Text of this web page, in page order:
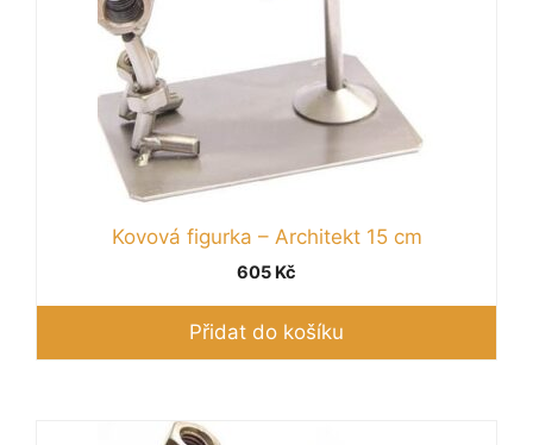
Kovová figurka – Architekt 15 cm
605 Kč
Přidat do košíku